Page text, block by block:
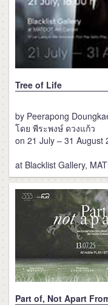
Tree of Life
by Peerapong
โดย พีระพงษ์ ดวงแก้ว
on 21 July – 31 August
at Blacklist Gallery,
Part of, Not Apart